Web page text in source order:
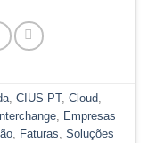
, CIUS-PT, Cloud,
, Empresas
, Faturas, Soluções